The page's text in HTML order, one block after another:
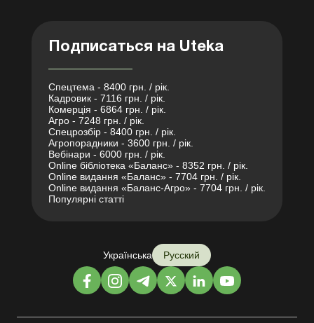
Подписаться на Uteka
Спецтема - 8400 грн. / рік.
Кадровик - 7116 грн. / рік.
Комерція - 6864 грн. / рік.
Агро - 7248 грн. / рік.
Спецрозбір - 8400 грн. / рік.
Агропорадники - 3600 грн. / рік.
Вебінари - 6000 грн. / рік.
Online бібліотека «Баланс» - 8352 грн. / рік.
Online видання «Баланс» - 7704 грн. / рік.
Online видання «Баланс-Агро» - 7704 грн. / рік.
Популярні статті
Українська Русский